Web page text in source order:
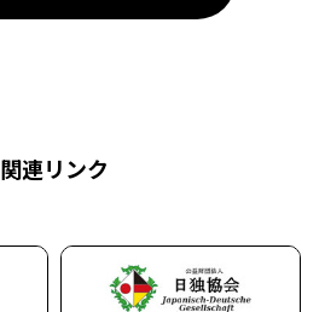
関連リンク